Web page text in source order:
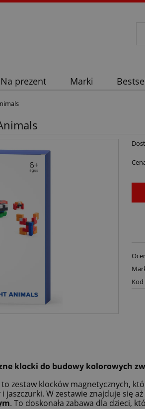
Na prezent Marki
klocki do budowy kolorowych
to zestaw klocków magnetycznych,
W zestawie znajduje się aż
. To doskonała zabawa dla dzieci,